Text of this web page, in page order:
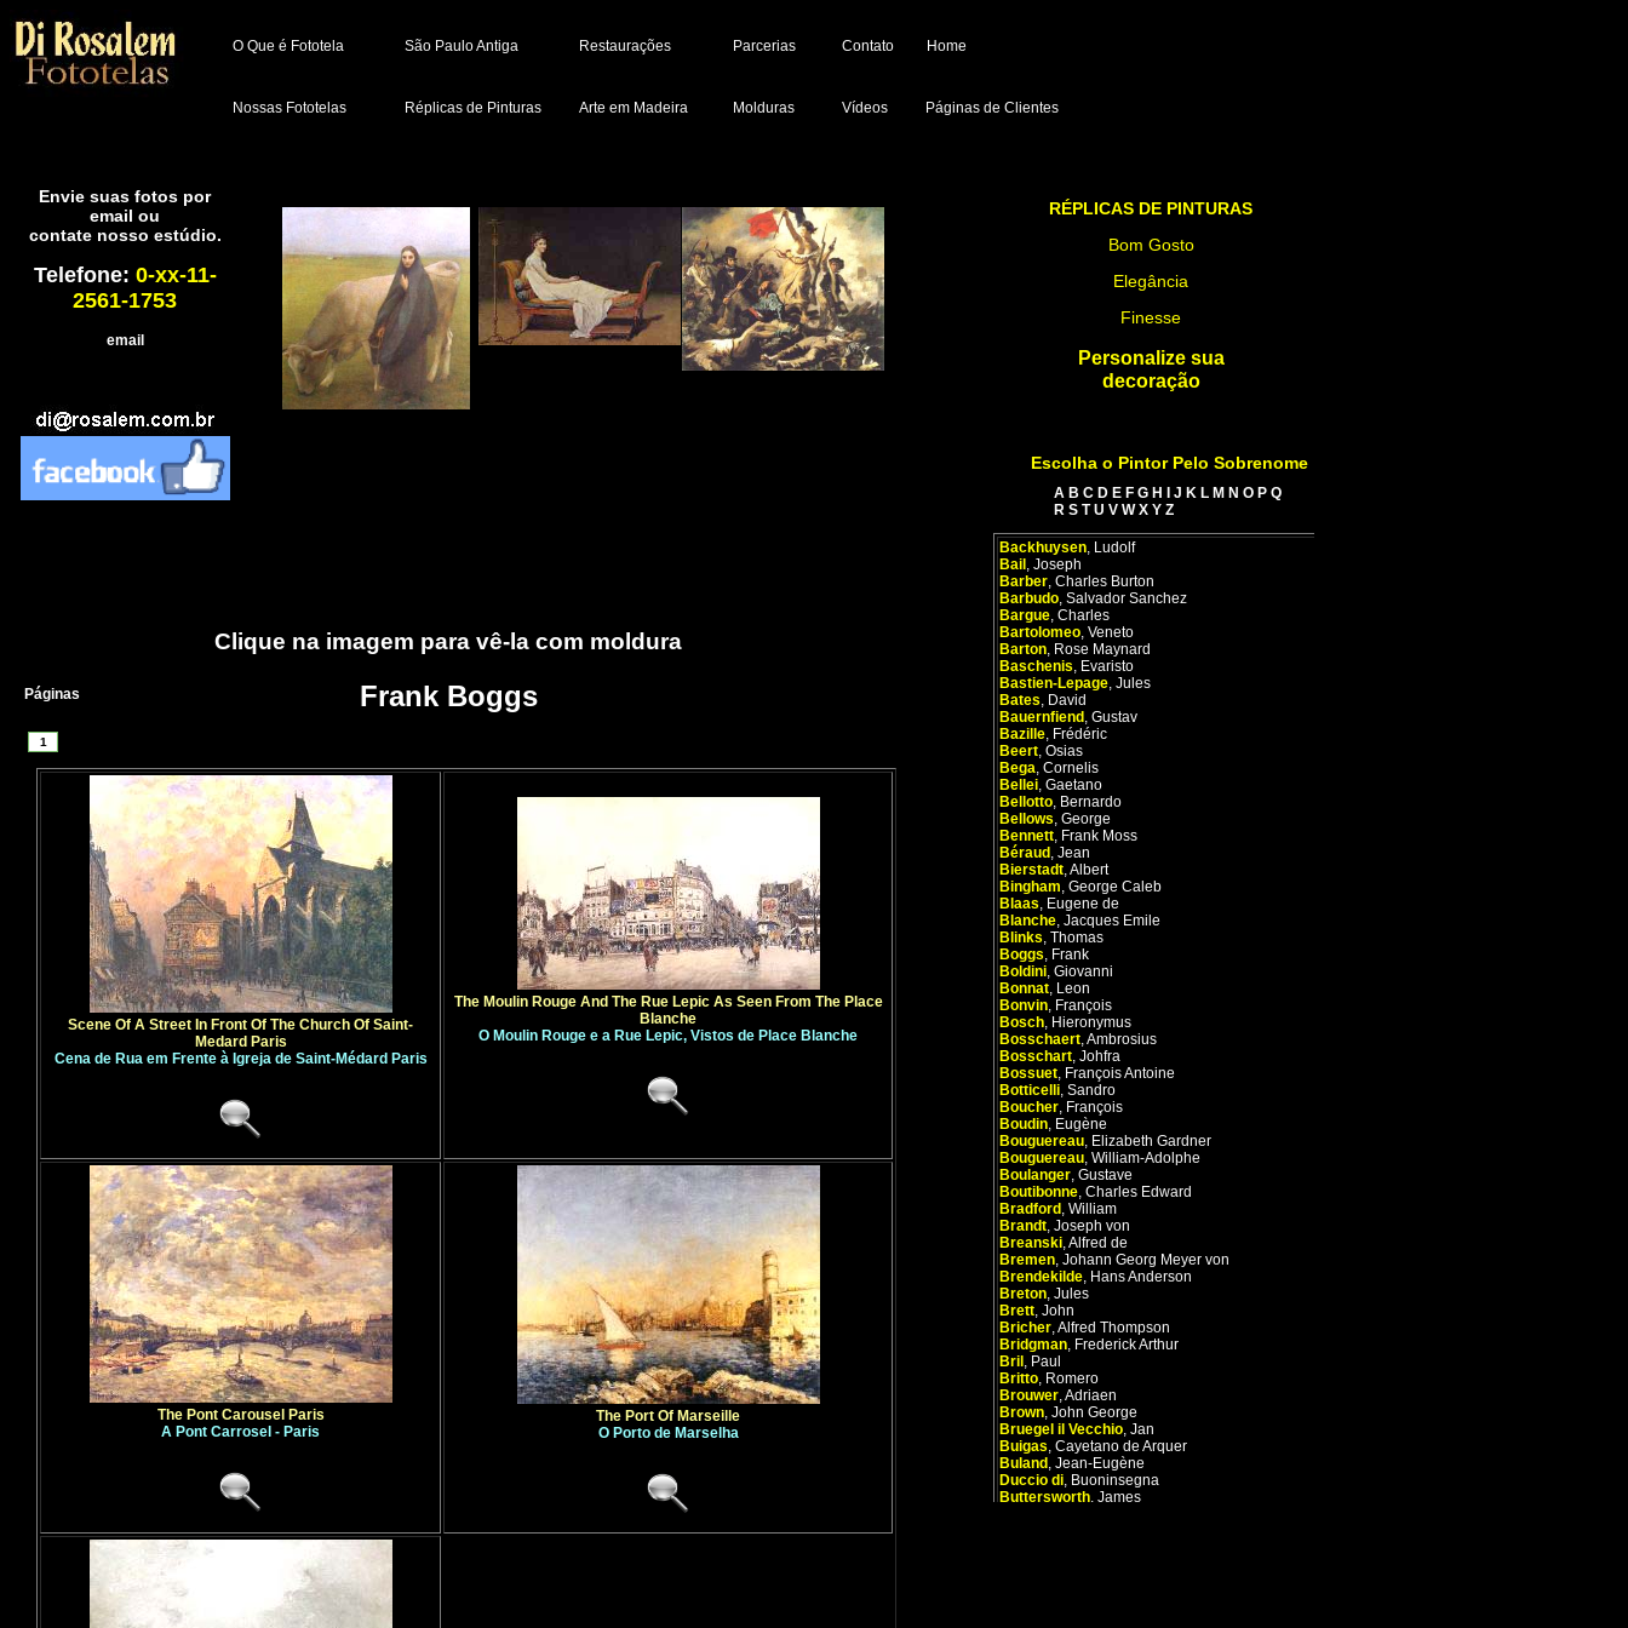
O Que é Fototela
Nossas Fototelas
São Paulo Antiga
Réplicas de Pinturas
Restaurações
Arte em Madeira
Parcerias
Molduras
Contato
Páginas de Clientes
Home
Vídeos
RÉPLICAS DE PINTURAS
Bom Gosto
Elegância
Finesse
Personalize sua
decoração
Envie suas fotos por
email ou
contate nosso estúdio.
Telefone: 0-xx-11-
2561-1753
email
Páginas
1
Scene Of A Street In Front Of The Church Of Saint-
Medard Paris
Cena de Rua em Frente à Igreja de Saint-Médard Paris
The Moulin Rouge And The Rue Lepic As Seen From The Place
Blanche
O Moulin Rouge e a Rue Lepic, Vistos de Place Blanche
The Pont Carousel Paris
A Pont Carrosel - Paris
The Port Of Marseille
O Porto de Marselha
Escolha o Pintor Pelo Sobrenome
A B C D E F G H J K L M N O P Q
R S T U V W X Y Z
Backhuysen, Ludolf
Bail , Joseph
Barber, Charles Burton
Barbudo, Salvador Sanchez
Bargue, Charles
Bartolomeo, Veneto
Barton, Rose Maynard
Baschenis, Evaristo
Bastien-Lepage, Jules
Bates, David
Bauernfiend , Gustav
Bazille, Frédéric
Beert, Osias
Bega, Cornelis
Bellei, Gaetano
Bellotto, Bernardo
Bellows, George
Bennett, Frank Moss
Béraud , Jean
Bierstadt,Albert
Bingham, George Caleb
Blaas, Eugene de
Blanche, Jacques Emile
Blinks, Thomas
Boggs, Frank
Boldini, Giovanni
Bonnat, Leon
Bonvin, François
Bosch, Hieronymus
Bosschaert,Ambrosius
Bosschart, Johfra
Bossuet, François Antoine
Botticelli, Sandro
Boucher, François
Boudin, Eugène
Bouguereau, Elizabeth Gardner
Bouguereau, William-Adolphe
Boulanger, Gustave
Boutibonne, Charles Edward
Bradford , William
Brandt, Joseph von
Breanski,Alfred de
Bremen, Johann Georg Meyer von
Brendekilde, Hans Anderson
Breton, Jules
Brett, John
Bricher,Alfred Thompson
Bridgman, Frederick Arthur
Bril , Paul
Britto, Romero
Brouwer,Adriaen
Brown, John George
Bruegel il Vecchio, Jan
Buigas, Cayetano de Arquer
Buland , Jean-Eugène
Duccio di, Buoninsegna
Buttersworth, James
Clique na imagem para vê-la com moldura
Frank Boggs